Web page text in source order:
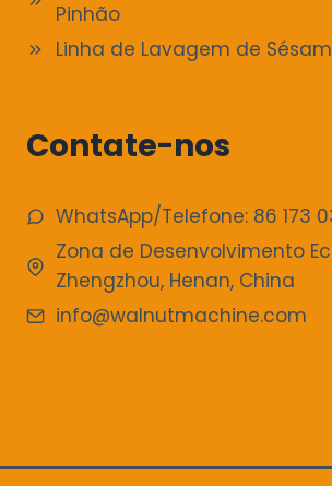
Pinhão
Linha de Lavagem de
Contate-nos
WhatsApp/Telefone: 86 173
Zona de Desenvolvimento
Zhengzhou, Henan, China
info@walnutmachine.com